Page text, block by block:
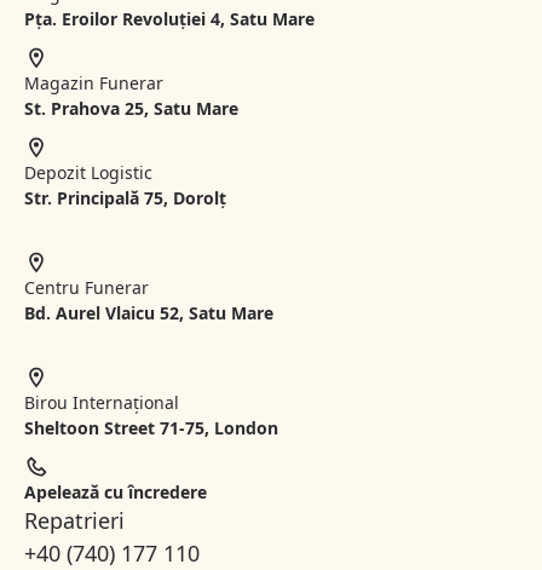
Pța. Eroilor Revoluției 4, Satu Mare
Magazin Funerar
St. Prahova 25, Satu Mare
Depozit Logistic
Str. Principală 75, Dorolț
Centru Funerar
Bd. Aurel Vlaicu 52, Satu Mare
Birou Internațional
Sheltoon Street 71-75, London
Apelează cu încredere
Repatrieri
+40 (740) 177 110